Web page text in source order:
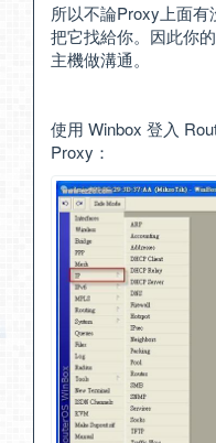
所以不論Proxy上面
把它找給你。因此你
主機做溝通。
使用 Winbox 登入
Proxy：